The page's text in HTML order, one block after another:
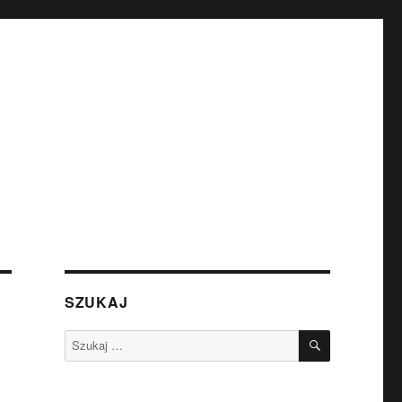
SZUKAJ
Szukaj: SZUKAJ